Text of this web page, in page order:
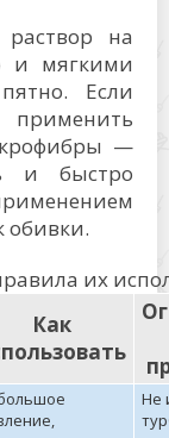
раствор на
и мягкими
Если
—
и быстро
обивки.
их
Как
Не